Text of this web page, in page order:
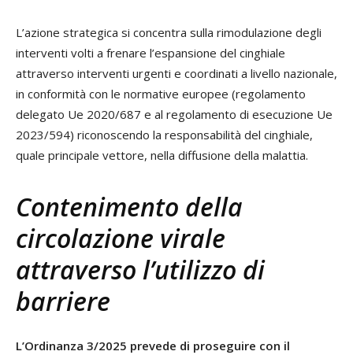
L’azione strategica si concentra sulla rimodulazione degli
interventi volti a frenare l’espansione del cinghiale
attraverso interventi urgenti e coordinati a livello nazionale,
in conformità con le normative europee (regolamento
delegato Ue 2020/687 e al regolamento di esecuzione Ue
2023/594) riconoscendo la responsabilità del cinghiale,
quale principale vettore, nella diffusione della malattia.
Contenimento della
circolazione virale
attraverso l’utilizzo di
barriere
L’Ordinanza 3/2025 prevede di proseguire con il